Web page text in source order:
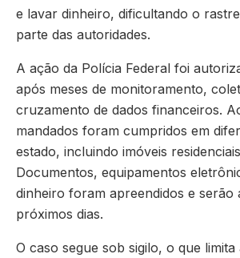
e lavar dinheiro, dificultando o
parte das autoridades.
A ação da Polícia Federal foi
após meses de monitoramento,
cruzamento de dados financeiros.
mandados foram cumpridos em
estado, incluindo imóveis
Documentos, equipamentos
dinheiro foram apreendidos e serão
próximos dias.
O caso segue sob sigilo, o que limita